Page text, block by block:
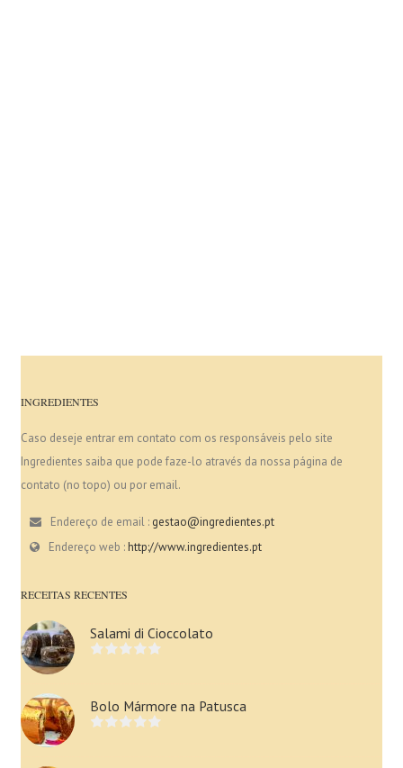
INGREDIENTES
Caso deseje entrar em contato com os responsáveis pelo site
Ingredientes saiba que pode faze-lo através da nossa página de
contato (no topo) ou por email.
Endereço de email : gestao@ingredientes.pt
Endereço web :http://www.ingredientes.pt
RECEITAS RECENTES
Salami di Cioccolato
Bolo Mármore na Patusca